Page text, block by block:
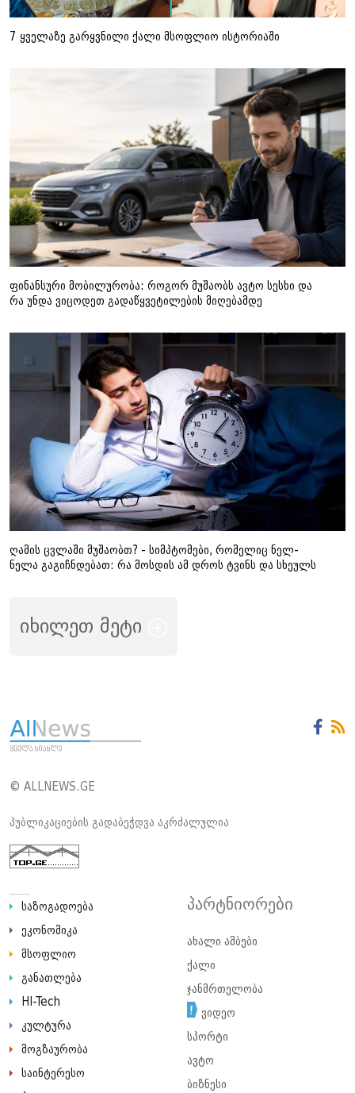
7 ყველაზე გარყვნილი ქალი მსოფლიო ისტორიაში
ფინანსური მობილურობა: როგორ მუშაობს ავტო სესხი და
რა უნდა ვიცოდეთ გადაწყვეტილების მიღებამდე
ღამის ცვლაში მუშაობთ? - სიმპტომები, რომელიც ნელ-
ნელა გაგიჩნდებათ: რა მოსდის ამ დროს ტვინს და სხეულს
იხილეთ მეტი
© ALLNEWS.GE
პუბლიკაციების გადაბეჭდვა აკრძალულია
საზოგადოება
ეკონომიკა
მსოფლიო
განათლება
HI-Tech
კულტურა
მოგზაურობა
საინტერესო
პარტნიორები
ახალი ამბები
ქალი
ჯანმრთელობა
ვიდეო
სპორტი
ავტო
ბიზნესი